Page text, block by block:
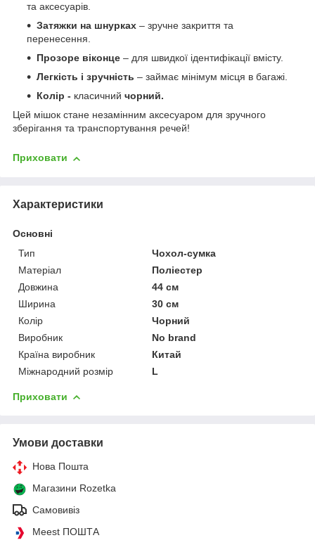
та аксесуарів.
Затяжки на шнурках – зручне закриття та
перенесення.
Прозоре віконце – для швидкої ідентифікації вмісту.
Легкість і зручність – займає мінімум місця в багажі.
Колір - класичний чорний.
Цей мішок стане незамінним аксесуаром для зручного
зберігання та транспортування речей!
Приховати
Характеристики
Основні
Тип
Чохол-сумка
Матеріал
Поліестер
Довжина
44 см
Ширина
30 см
Колір
Чорний
Виробник
No brand
Країна виробник
Китай
Міжнародний розмір
L
Приховати
Умови доставки
Нова Пошта
Магазини Rozetka
Самовивіз
Meest ПОШТА